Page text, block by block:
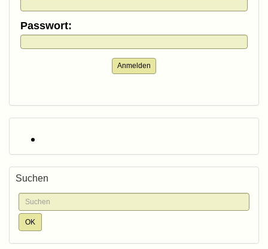
Passwort:
Anmelden
Suchen